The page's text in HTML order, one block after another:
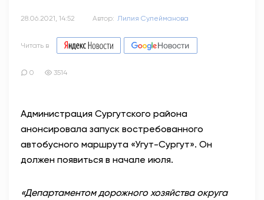
28.06.2021, 14:52 Автор: Лилия Сулейманова
Читать в
0 3514
Администрация Сургутского района
анонсировала запуск востребованного
автобусного маршрута «Угут-Сургут». Он
должен появиться в начале июля.
«Департаментом дорожного хозяйства округа